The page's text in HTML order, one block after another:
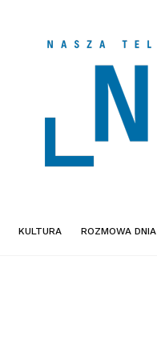
KULTURA ROZMOWA DNIA